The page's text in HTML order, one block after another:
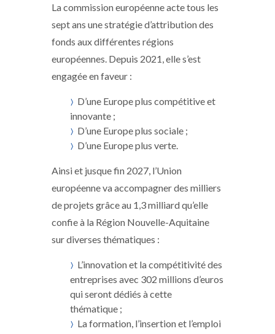
La commission européenne acte tous les
sept ans une stratégie d’attribution des
fonds aux différentes régions
européennes. Depuis 2021, elle s’est
engagée en faveur :
D’une Europe plus compétitive et
innovante ;
D’une Europe plus sociale ;
D’une Europe plus verte.
Ainsi et jusque fin 2027, l’Union
européenne va accompagner des milliers
de projets grâce au 1,3 milliard qu’elle
confie à la Région Nouvelle-Aquitaine
sur diverses thématiques :
L’innovation et la compétitivité des
entreprises avec 302 millions d’euros
qui seront dédiés à cette
thématique ;
La formation, l’insertion et l’emploi